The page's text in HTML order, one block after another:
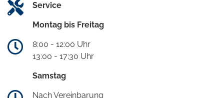
Service
Montag bis Freitag
8:00 - 12:00 Uhr
13:00 - 17:30 Uhr
Samstag
Nach Vereinbarung